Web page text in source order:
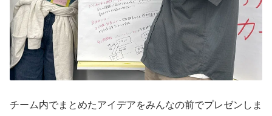
チーム内でまとめたアイデアをみんなの前でプレゼンしま